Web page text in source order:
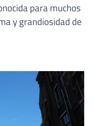
para muchos
y grandiosidad de